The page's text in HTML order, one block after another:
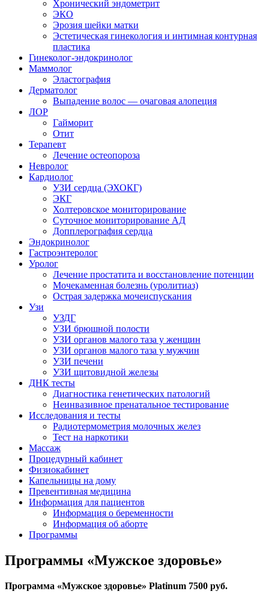
Хронический эндометрит
ЭКО
Эрозия шейки матки
Эстетическая гинекология и интимная контурная
пластика
Гинеколог-эндокринолог
Маммолог
Эластография
Дерматолог
Выпадение волос — очаговая алопеция
ЛОР
Гайморит
Отит
Терапевт
Лечение остеопороза
Невролог
Кардиолог
УЗИ сердца (ЭХОКГ)
ЭКГ
Холтеровское мониторирование
Суточное мониторирование АД
Допплерография сердца
Эндокринолог
Гастроэнтеролог
Уролог
Лечение простатита и восстановление потенции
Мочекаменная болезнь (уролитиаз)
Острая задержка мочеиспускания
Узи
УЗДГ
УЗИ брюшной полости
УЗИ органов малого таза у женщин
УЗИ органов малого таза у мужчин
УЗИ печени
УЗИ щитовидной железы
ДНК тесты
Диагностика генетических патологий
Неинвазивное пренатальное тестирование
Исследования и тесты
Радиотермометрия молочных желез
Тест на наркотики
Массаж
Процедурный кабинет
Физиокабинет
Капельницы на дому
Превентивная медицина
Информация для пациентов
Информация о беременности
Информация об аборте
Программы
Программы «Мужское здоровье»
Программа «Мужское здоровье» Platinum 7500 руб.